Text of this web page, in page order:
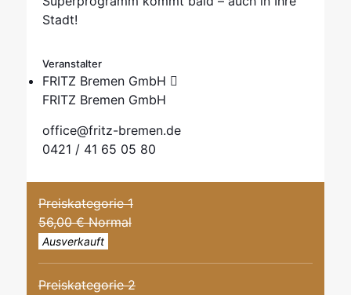
Stadt!
Veranstalter
FRITZ Bremen GmbH
FRITZ Bremen GmbH
office@fritz-bremen.de
0421 / 41 65 05 80
Preiskategorie 1
56,00 € Normal
Ausverkauft
Preiskategorie 2